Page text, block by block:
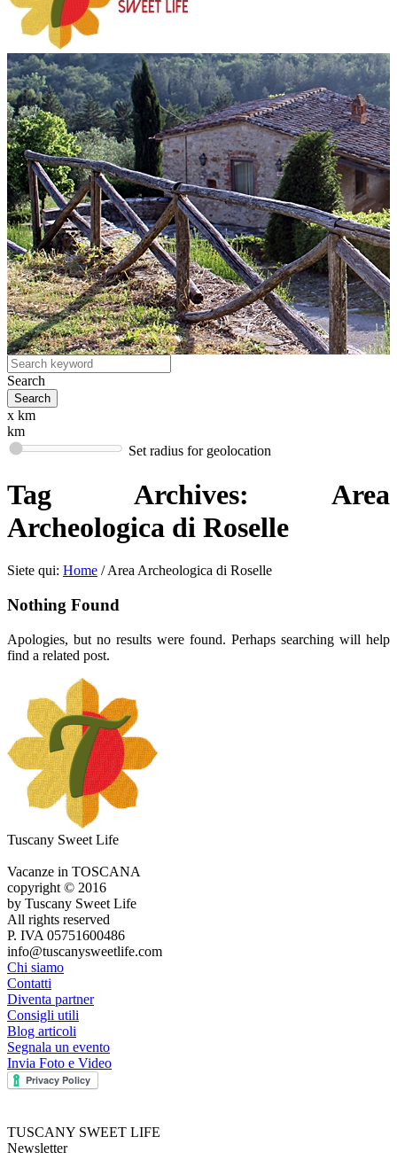
Search
x km
km
Set radius for geolocation
Tag Archives: Area
Archeologica di Roselle
Siete qui: Home / Area Archeologica di Roselle
Nothing Found
Apologies, but no results were found. Perhaps searching will help
find a related post.
Tuscany Sweet Life
Vacanze in TOSCANA
copyright © 2016
by Tuscany Sweet Life
All rights reserved
P. IVA 05751600486
info@tuscanysweetlife.com
Chi siamo
Contatti
Diventa partner
Consigli utili
Blog articoli
Segnala un evento
Invia Foto e Video
TUSCANY SWEET LIFE
Newsletter